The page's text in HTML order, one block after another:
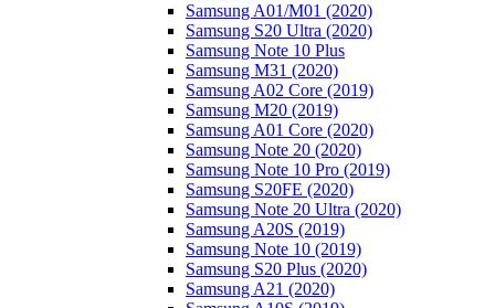
Samsung A01/M01 (2020)
Samsung S20 Ultra (2020)
Samsung Note 10 Plus
Samsung M31 (2020)
Samsung A02 Core (2019)
Samsung M20 (2019)
Samsung A01 Core (2020)
Samsung Note 20 (2020)
Samsung Note 10 Pro (2019)
Samsung S20FE (2020)
Samsung Note 20 Ultra (2020)
Samsung A20S (2019)
Samsung Note 10 (2019)
Samsung S20 Plus (2020)
Samsung A21 (2020)